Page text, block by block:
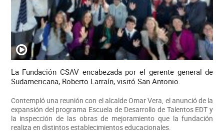
La Fundación CSAV encabezada por el gerente general de
Sudamericana, Roberto Larraín, visitó San Antonio.
Contempló una reunión con el alcalde Omar Vera, el anunció de la
expansión del programa Escuela de Desarrollo de Talentos EDT y
la inspección de las obras de mejoramiento que la fundación
realiza en distintos establecimientos educacionales.